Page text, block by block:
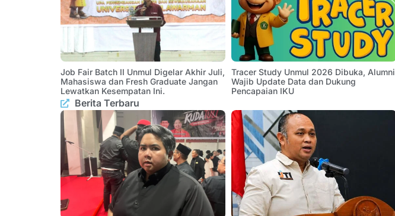
Job Fair Batch II Unmul Digelar Akhir Juli,
Mahasiswa dan Fresh Graduate Jangan
Lewatkan Kesempatan Ini.
Tracer Study Unmul 2026 Dibuka, Alumni
Wajib Update Data dan Dukung
Pencapaian IKU
Berita Terbaru